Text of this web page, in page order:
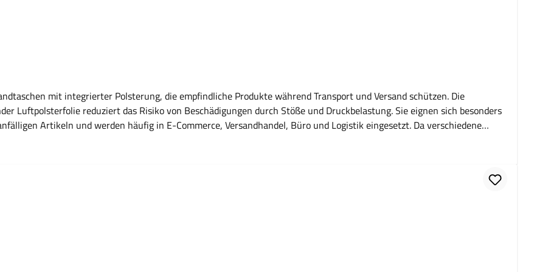
mit integrierter Polsterung, die empfindliche Produkte während Transport und Versand schützen. Die
Luftpolsterfolie reduziert das Risiko von Beschädigungen durch Stöße und Druckbelastung. Sie eignen sich besonders
Artikeln und werden häufig in E-Commerce, Versandhandel, Büro und Logistik eingesetzt. Da verschiedene
Integrierte Luftpolsterung zum Schutz empfindlicher Inhalte Reduziert